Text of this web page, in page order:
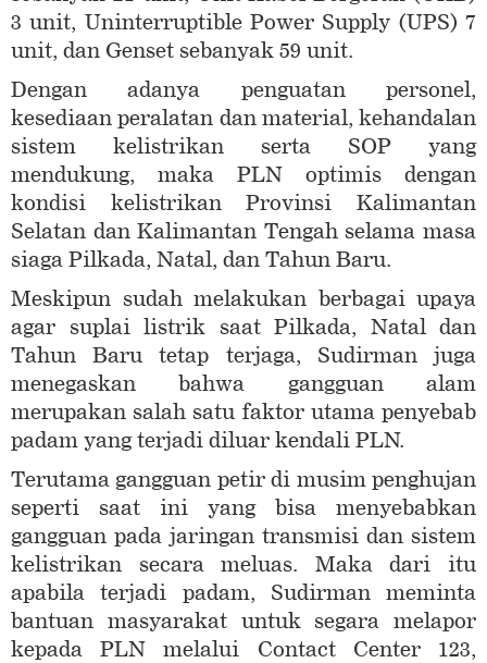
3 unit, Uninterruptible Power Supply (UPS) 7
unit, dan Genset sebanyak 59 unit.
Dengan adanya penguatan personel,
kesediaan peralatan dan material, kehandalan
sistem kelistrikan serta SOP yang
mendukung, maka PLN optimis dengan
kondisi kelistrikan Provinsi Kalimantan
Selatan dan Kalimantan Tengah selama masa
siaga Pilkada, Natal, dan Tahun Baru.
Meskipun sudah melakukan berbagai upaya
agar suplai listrik saat Pilkada, Natal dan
Tahun Baru tetap terjaga, Sudirman juga
menegaskan bahwa gangguan alam
merupakan salah satu faktor utama penyebab
padam yang terjadi diluar kendali PLN.
Terutama gangguan petir di musim penghujan
seperti saat ini yang bisa menyebabkan
gangguan pada jaringan transmisi dan sistem
kelistrikan secara meluas. Maka dari itu
apabila terjadi padam, Sudirman meminta
bantuan masyarakat untuk segara melapor
kepada PLN melalui Contact Center 123,